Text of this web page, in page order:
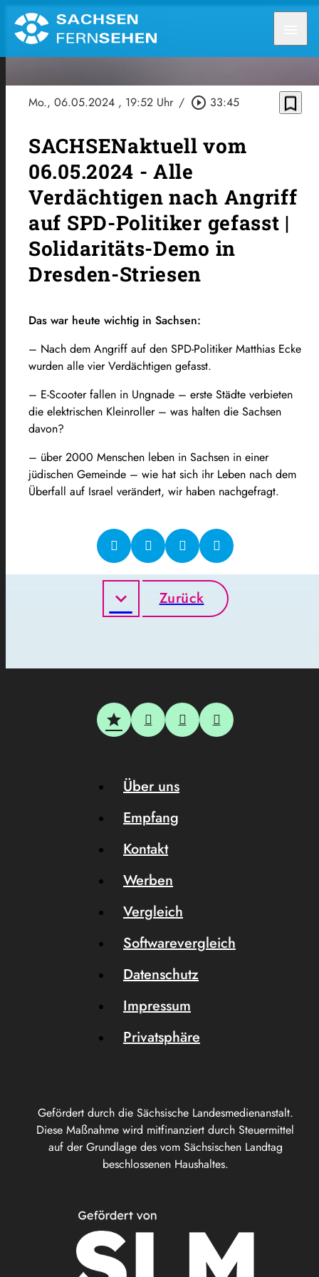
Mo., 06.05.2024 , 19:52 Uhr / play_circle_outline 33:45 bookmark_border
SACHSENaktuell vom
06.05.2024 - Alle
Verdächtigen nach Angriff
auf SPD-Politiker gefasst |
Solidaritäts-Demo in
Dresden-Striesen
Das war heute wichtig in Sachsen:
– Nach dem Angriff auf den SPD-Politiker Matthias Ecke
wurden alle vier Verdächtigen gefasst.
– E-Scooter fallen in Ungnade – erste Städte verbieten
die elektrischen Kleinroller – was halten die Sachsen
davon?
– über 2000 Menschen leben in Sachsen in einer
jüdischen Gemeinde – wie hat sich ihr Leben nach dem
Überfall auf Israel verändert, wir haben nachgefragt.
Zurück
Gefördert durch die Sächsische Landesmedienanstalt.
Diese Maßnahme wird mitfinanziert durch Steuermittel
auf der Grundlage des vom Sächsischen Landtag
beschlossenen Haushaltes.
Über uns
Empfang
Kontakt
Werben
Vergleich
Softwarevergleich
Datenschutz
Impressum
Privatsphäre